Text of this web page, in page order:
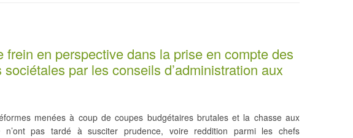
frein en perspective dans la prise en compte des
par les conseils d’administration aux
menées à coup de coupes budgétaires brutales et la chasse aux
n’ont pas tardé à susciter prudence, voire reddition parmi les chefs